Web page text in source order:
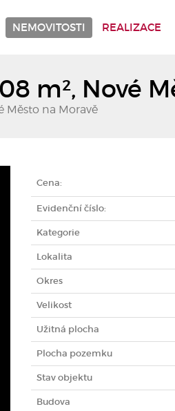
NEMOVITOSTI REALIZACE
m², Nové
Město na Moravě
Cena:
Evidenční číslo:
Kategorie
Lokalita
Okres
Velikost
Užitná plocha
Plocha pozemku
Stav objektu
Budova